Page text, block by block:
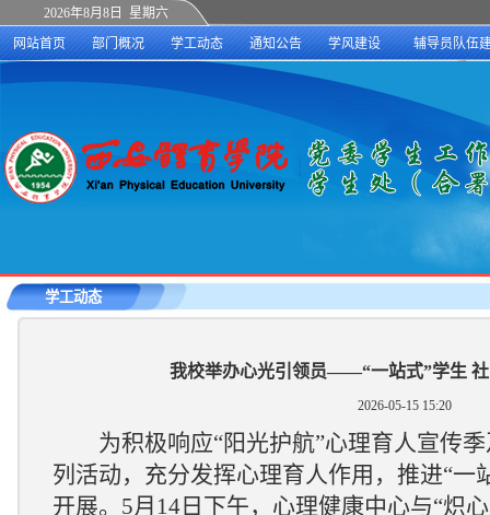
2026年8月8日 星期六
网站首页
部门概况 学工动态 通知公告 学风建设 辅导员队伍
学工动态
我校举办心光引领员——“一站式”学生
2026-05-15 15:20
为积极响应“阳光护航”心理育人宣传
列活动，充分发挥心理育人作用，推进“一
开展。 5月 14 日 下午，心理健康中心与“炽